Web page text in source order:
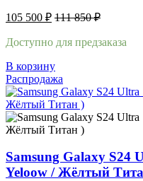
105 500 ₽ 111 850₽
Доступно для предзаказа
В корзину
Распродажа
Samsung Galaxy S24
Yeloow / Жёлтый